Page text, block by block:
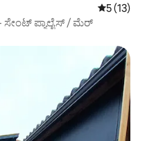
5 ರಲ್ಲಿ 5
5 (13)
- ಸೇಂಟ್ ಪ್ಯಾಲೈಸ್ / ಮೆರ್